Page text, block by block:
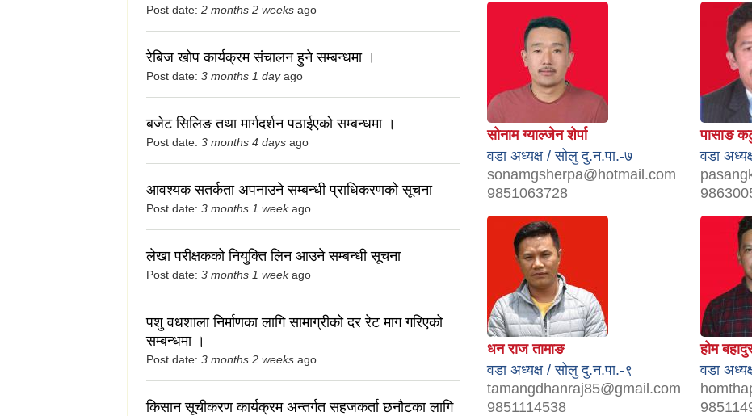
Post date: 2 months 2 weeks ago
रेबिज खोप कार्यक्रम संचालन हुने सम्बन्धमा ।
Post date: 3 months 1 dayago
बजेट सिलिङ तथा मार्गदर्शन पठाईएको सम्बन्धमा ।
Post date: 3 months 4 days ago
आवश्यक सतर्कता अपनाउने सम्बन्धी प्राधिकरणको सूचना
Post date: 3 months 1 weekago
लेखा परीक्षकको नियुक्ति लिन आउने सम्बन्धी सूचना
Post date: 3 months 1 weekago
पशु वधशाला निर्माणका लागि सामाग्रीको दर रेट माग गरिएको
सम्बन्धमा ।
Post date: 3 months 2 weeks ago
किसान सूचीकरण कार्यक्रम अन्तर्गत सहजकर्ता छनौटका लागि
सोनाम ग्याल्जेन शेर्पा
वडा अध्यक्ष / सोलु दु.न.पा.-७
sonamgsherpa@hotmail.com
9851063728
पासाङ
वडा
धन राज तामाङ
वडा अध्यक्ष / सोलु दु.न.पा.-९
tamangdhanraj85@gmail.com
9851114538
होम
वडा